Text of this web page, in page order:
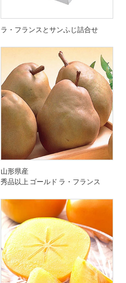
ラ・フランスとサンふじ詰合せ
山形県産
秀品以上 ゴールド ラ・フランス